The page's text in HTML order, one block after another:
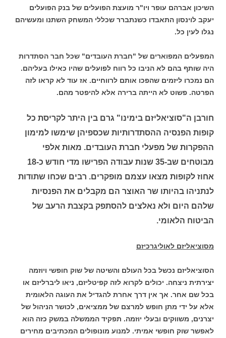
השיכון אברהם עופר ויו"ר מועצת הפועלים של בנק הפועלים
יעקב לוינסון התאבדו כשנתברר שכללי המשחק השתנו ומעשיהם
נגלו לעין כל.
המפעלים המפוארים של "חברת העובדים" שכל חבר הסתדרות
היה שותף בהם לא הניבו כל רווח לפועלים שהיו כאילו בעליהם.
הם נמכרו ליזמים שהפכו אותם לרווחיים. אז עוד לא קראו לזה
הפרטה. פשוט לא הייתה ברירה אלא להיפטר מהם.
חורבן ה"סוציאליזם בימינו" גרם בין היתר לקריסת כל
קופות הפנסיה ההסתדרותיות שכספיהן שימשו למימון
ההפקרות של מפעלי חברת העובדים. מאות אלפי
מבוטחים שב-35 שנות עבודה הפרישו מדי חודש כ-18
אחוז לקופות מצאו עצמם מופקרים. רבים שכחו שתודות
לנתניהו בהיותו שר האוצר הם מקבלים את הפנסיות
שלהם היום ולא נאלצים להסתפק בקצבת הרעב של
הביטוח הלאומי.
מסוציאליזם לאוליגרכיזם
הסוציאליזם נכשל בכל העולם והשיטה של שוק חופשי ויוזמה
יצירתית ניצחה. יכולים לקרוא לזה קפיטליזם, ניאו ליברליזם או
בכל שם אחר. אך אין דרך אחרת להגדיל את העוגה הלאומית
אלא על ידי מתן חופש למרצם של ממציאים, לכושר הניהול של
יצרנים, משווקים ובעלי יוזמה. תפקיד הממשלה במשק כזה הוא
לאפשר שוק חופשי אמיתי. למנוע מונופולים המכתיבים מחירים